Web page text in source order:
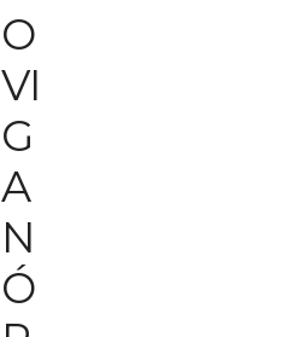
O
VI
G
A
N
Ó